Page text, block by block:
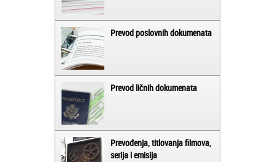
Prevod poslovnih dokumenata
Prevod ličnih dokumenata
Prevođenja, titlovanja filmova,
serija i emisija